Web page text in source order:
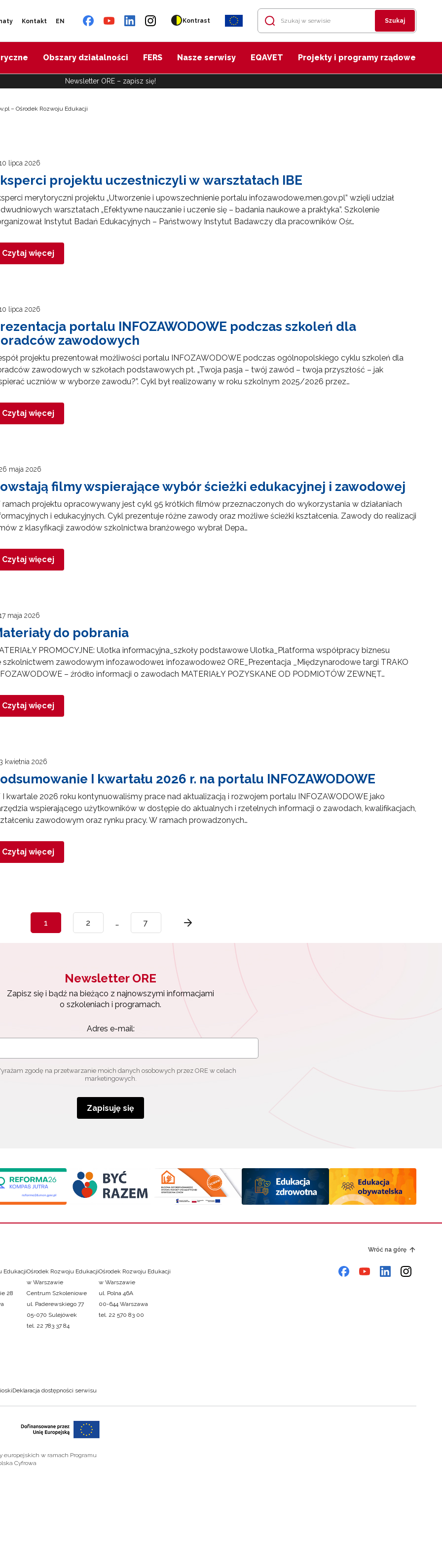
Kontakt EN Kontrast Szukaj
Obszary działalności FERS Nasze serwisy EQAVET Projekty i programy rządowe
Newsletter ORE – zapisz się!
– Ośrodek Rozwoju Edukacji
lipca 2026
projektu uczestniczyli w warsztatach IBE
merytoryczni projektu „Utworzenie i upowszechnienie portalu infozawodowe.men.gov.pl” wzięli udział
warsztatach „Efektywne nauczanie i uczenie się – badania naukowe a praktyka”. Szkolenie
Instytut Badań Edukacyjnych – Państwowy Instytut Badawczy dla pracowników Ośr…
Czytaj więcej
lipca 2026
portalu INFOZAWODOWE podczas szkoleń dla
zawodowych
projektu prezentował możliwości portalu INFOZAWODOWE podczas ogólnopolskiego cyklu szkoleń dla
zawodowych w szkołach podstawowych pt. „Twoja pasja – twój zawód – twoja przyszłość – jak
uczniów w wyborze zawodu?”. Cykl był realizowany w roku szkolnym 2025/2026 przez…
Czytaj więcej
maja 2026
filmy wspierające wybór ścieżki edukacyjnej i zawodowej
ramach projektu opracowywany jest cykl 95 krótkich filmów przeznaczonych do wykorzystania w działaniach
i edukacyjnych. Cykl prezentuje różne zawody oraz możliwe ścieżki kształcenia. Zawody do realizacji
z klasyfikacji zawodów szkolnictwa branżowego wybrał Depa…
Czytaj więcej
maja 2026
do pobrania
PROMOCYJNE: Ulotka informacyjna_szkoły podstawowe Ulotka_Platforma współpracy biznesu
szkolnictwem zawodowym infozawodowe1 infozawodowe2 ORE_Prezentacja _Międzynarodowe targi TRAKO
– źródło informacji o zawodach MATERIAŁY POZYSKANE OD PODMIOTÓW ZEWNĘT…
Czytaj więcej
kwietnia 2026
I kwartału 2026 r. na portalu INFOZAWODOWE
I kwartale 2026 roku kontynuowaliśmy prace nad aktualizacją i rozwojem portalu INFOZAWODOWE jako
wspierającego użytkowników w dostępie do aktualnych i rzetelnych informacji o zawodach, kwalifikacjach,
zawodowym oraz rynku pracy. W ramach prowadzonych…
Czytaj więcej
1 2 … 7
Newsletter ORE
Zapisz się i bądź na bieżąco z najnowszymi informacjami
o szkoleniach i programach.
Adres e-mail:
zgodę na przetwarzanie moich danych osobowych przez ORE w celach
marketingowych.
Zapisuję się
Wróć na górę
Edukacji
28
Ośrodek Rozwoju Edukacji
w Warszawie
Centrum Szkoleniowe
ul. Paderewskiego 77
05-070 Sulejówek
tel. 22 783 37 84
Ośrodek Rozwoju Edukacji
w Warszawie
ul. Polna 46A
00-644 Warszawa
tel. 22 570 83 00
Deklaracja dostępności serwisu
europejskich w ramach Programu
Cyfrowa
się i bądź na bieżąco z najnowszymi informacjami
i programach.
marketingowych.
się